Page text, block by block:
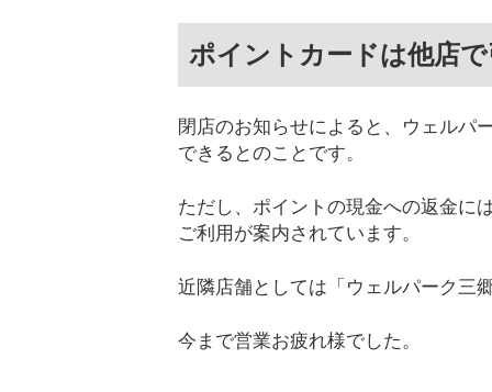
ポイントカードは他店
閉店のお知らせによると、ウェルパ
できるとのことです。
ただし、ポイントの現金への返金に
ご利用が案内されています。
近隣店舗としては「ウェルパーク三
今まで営業お疲れ様でした。